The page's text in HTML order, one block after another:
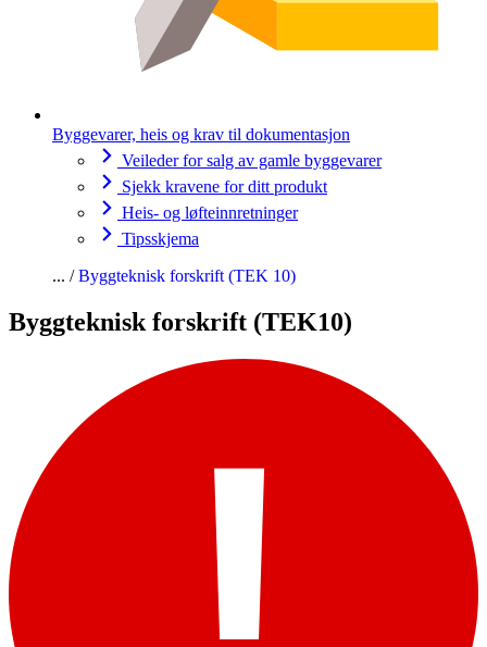
Byggevarer, heis og krav til dokumentasjon
Veileder for salg av gamle byggevarer
Sjekk kravene for ditt produkt
Heis- og løfteinnretninger
Tipsskjema
Byggteknisk forskrift (TEK 10)
Byggteknisk forskrift (TEK10)